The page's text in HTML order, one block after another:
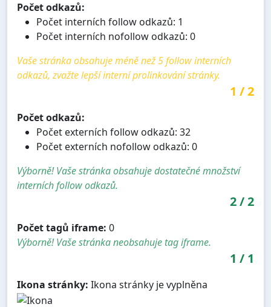
Počet odkazů:
Počet interních follow odkazů: 1
Počet interních nofollow odkazů: 0
Vaše stránka obsahuje méně než 5 follow interních
odkazů, zvažte lepší interní prolinkování stránky.
1 /2
Počet odkazů:
Počet externích follow odkazů: 32
Počet externích nofollow odkazů: 0
Výborně! Vaše stránka obsahuje dostatečné množství
interních follow odkazů.
2/2
Počet tagů iframe: 0
Výborně! Vaše stránka neobsahuje tag iframe.
1 / 1
Ikona stránky: Ikona stránky je vyplněna